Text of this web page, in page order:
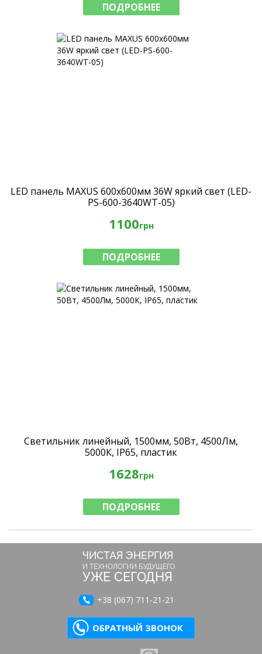
ПОДРОБНЕЕ
LED панель MAXUS 600х600мм 36W яркий свет (LED-
PS-600-3640WT-05)
1100грн
ПОДРОБНЕЕ
Светильник линейный, 1500мм, 50Вт, 4500Лм,
5000К, IP65, пластик
1628грн
ПОДРОБНЕЕ
ЧИСТАЯ ЭНЕРГИЯ
И ТЕХНОЛОГИИ БУДУЩЕГО
УЖЕ СЕГОДНЯ
+38 (067) 711-21-21
ОБРАТНЫЙ ЗВОНОК